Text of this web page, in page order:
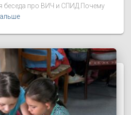
беседа про ВИЧ и СПИД.Почему